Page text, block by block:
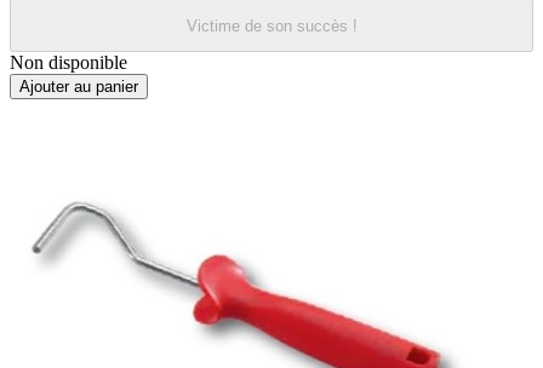
Victime de son succès !
Non disponible
Ajouter au panier